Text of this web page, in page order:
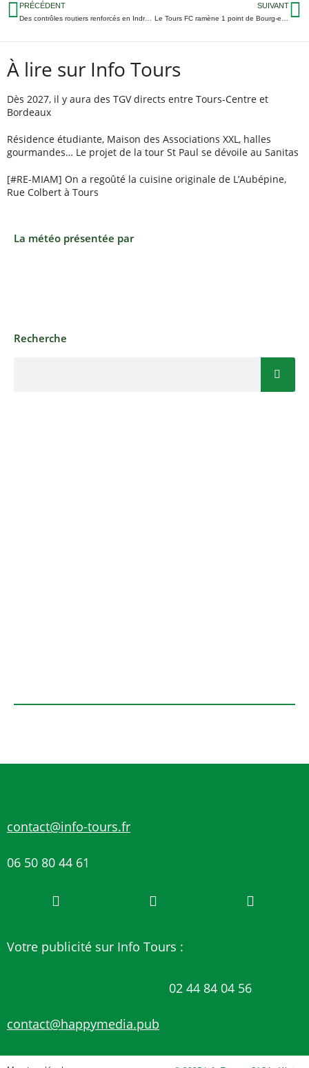
PRÉCÉDENT
Des contrôles routiers renforcés en Indre-et-Loire
SUIVANT
À lire sur Info Tours
Dès 2027, il y aura des TGV directs entre Tours-Centre et
Bordeaux
Résidence étudiante, Maison des Associations XXL, halles
gourmandes… Le projet de la tour St Paul se dévoile au Sanitas
[#RE-MIAM] On a regoûté la cuisine originale de L’Aubépine,
Rue Colbert à Tours
La météo présentée par
Recherche
contact@info-tours.fr
06 50 80 44 61
Votre publicité sur Info Tours :
02 44 84 04 56
contact@happymedia.pub